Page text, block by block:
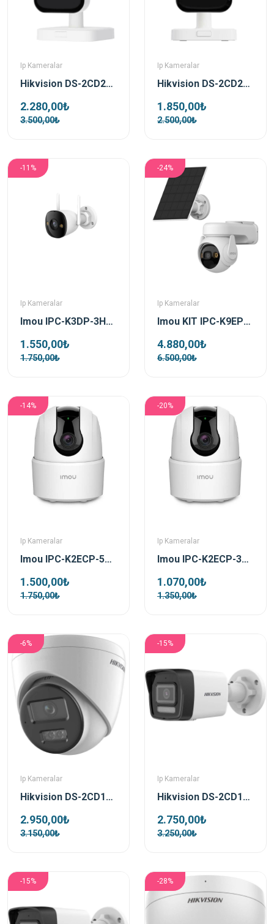
Ip Kameralar
Hikvision DS-2CD2443G2-IW 4 MP 2.8mm Sesli Wi-Fi Ip Cube Güvenlik Kamerası
2.280,00₺
3.500,00₺
Ip Kameralar
Hikvision DS-2CD2423G2-IW 2 MP 2.8mm Sesli Wi-Fi Ip Cube Güvenlik Kamerası
1.850,00₺
2.500,00₺
-11%
Ip Kameralar
Imou IPC-K3DP-3H0WF 3 MP 3.6 MM Bullet 2E Dış Ortam Kablosuz Bullet Ip Güvenlik Kamerası
1.550,00₺
1.750,00₺
-24%
Ip Kameralar
Imou KIT IPC-K9EP-3T0TE-EU/FSP12-TYPEC 3 MP Dış Ortam Bataryalı 4G Kamera ve Solar Panel Kiti
4.880,00₺
6.500,00₺
-14%
Ip Kameralar
Imou IPC-K2ECP-5H2W 5 MP Ranger 2C İç Ortam Kablosuz PT Ip Güvenlik Kamerası
1.500,00₺
1.750,00₺
-20%
Ip Kameralar
Imou IPC-K2ECP-3H1W 3 MP Ranger 2C İç Ortam Kablosuz PT Ip Güvenlik Kamerası
1.070,00₺
1.350,00₺
-6%
Ip Kameralar
Hikvision DS-2CD1363G2-LIUF 6 MP 2.8Mm Smart Hybrid Light Gece Görüşlü IP Dome Güvenlik Kamerası
2.950,00₺
3.150,00₺
-15%
Ip Kameralar
Hikvision DS-2CD1063G2-LIUF Bullet 6 MP 4Mm Smart Hybrid Light Gece Görüşlü IP Güvenlik Kamerası
2.750,00₺
3.250,00₺
-15% -28%